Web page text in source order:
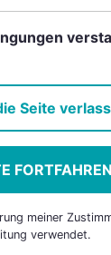
Seite
FORTFAHREN
meiner
verwendet.